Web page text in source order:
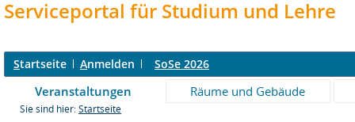
Serviceportal für Studium und Lehre
Startseite Anmelden SoSe 2026
Veranstaltungen Räume und Gebäude
Sie sind hier: Startseite